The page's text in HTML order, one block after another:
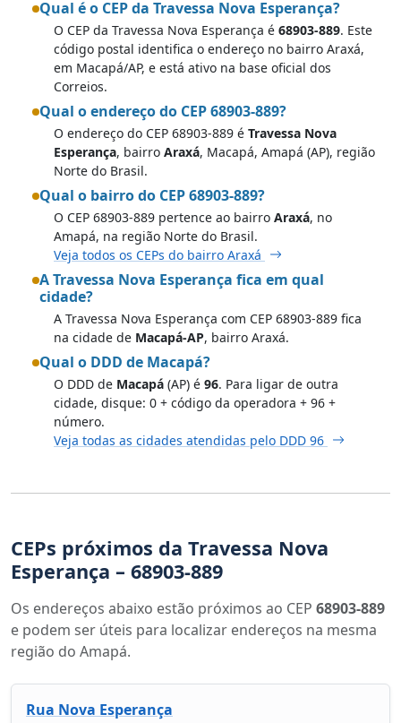
Qual é o CEP da Travessa Nova Esperança?
O CEP da Travessa Nova Esperança é 68903-889. Este
código postal identifica o endereço no bairro Araxá,
em Macapá/AP, e está ativo na base oficial dos
Correios.
Qual o endereço do CEP 68903-889?
O endereço do CEP 68903-889 é Travessa Nova
Esperança, bairro Araxá, Macapá, Amapá (AP), região
Norte do Brasil.
Qual o bairro do CEP 68903-889?
O CEP 68903-889 pertence ao bairro Araxá, no
Amapá, na região Norte do Brasil.
Veja todos os CEPs do bairro Araxá
A Travessa Nova Esperança fica em qual
cidade?
A Travessa Nova Esperança com CEP 68903-889 fica
na cidade de Macapá-AP, bairro Araxá.
Qual o DDD de Macapá?
O DDD de Macapá (AP) é 96. Para ligar de outra
cidade, disque: 0 + código da operadora + 96 +
número.
Veja todas as cidades atendidas pelo DDD 96
CEPs próximos da Travessa Nova
Esperança – 68903-889
Os endereços abaixo estão próximos ao CEP 68903-889
e podem ser úteis para localizar endereços na mesma
região do Amapá.
Rua Nova Esperança